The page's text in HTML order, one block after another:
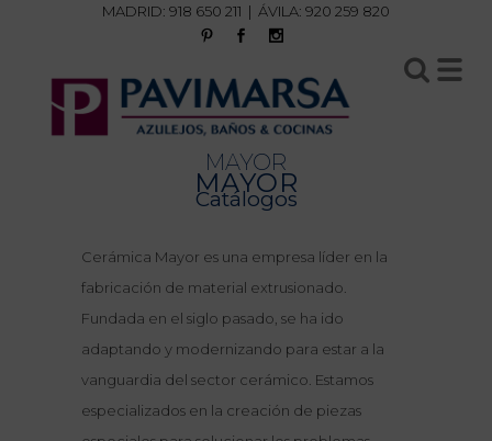
MADRID: 918 650 211 | ÁVILA: 920 259 820
MAYOR
MAYOR
Catálogos
Cerámica Mayor es una empresa líder en la
fabricación de material extrusionado.
Fundada en el siglo pasado, se ha ido
adaptando y modernizando para estar a la
vanguardia del sector cerámico. Estamos
especializados en la creación de piezas